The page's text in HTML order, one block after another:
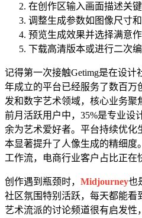
在创作区输入画面描述关
调整生成参数如图像尺寸
预览生成效果并选择满意
下载高清版本或进行二次
记得第一次接触Getimg是在设计
年成立的平台已经服务了数百
发和数字艺术领域，核心业务聚
前月活跃用户中，35%是专业设
余为艺术爱好者。平台持续优化
本显著提升了人像生成的精细度
工作流，电商行业客户占比正在
创作遇到瓶颈时， Midjourney也
社区氛围特别活跃，每天都能看
艺术流派的讨论频道很有启发